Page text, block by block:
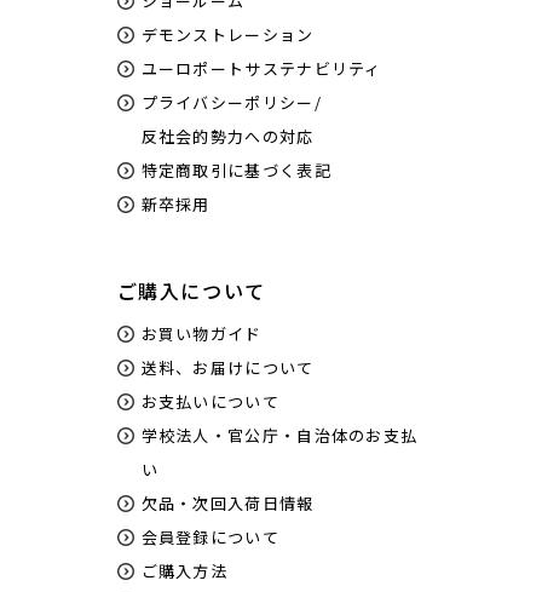
デモンストレーション
ユーロポートサステナビリティ
プライバシーポリシー/
反社会的勢力への対応
特定商取引に基づく表記
新卒採用
ご購入について
お買い物ガイド
送料、お届けについて
お支払いについて
学校法人・官公庁・自治体のお支払
い
欠品・次回入荷日情報
会員登録について
ご購入方法